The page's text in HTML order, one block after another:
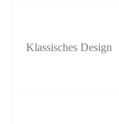
Klassisches Design